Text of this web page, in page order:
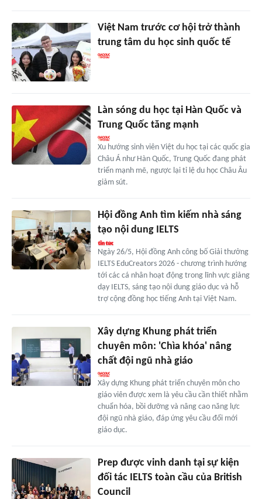
Việt Nam trước cơ hội trở thành
trung tâm du học sinh quốc tế
Làn sóng du học tại Hàn Quốc và
Trung Quốc tăng mạnh
Xu hướng sinh viên Việt du học tại các quốc gia
Châu Á như Hàn Quốc, Trung Quốc đang phát
triển mạnh mẽ, ngược lại tỉ lệ du học Châu Âu
giảm sút.
Hội đồng Anh tìm kiếm nhà sáng
tạo nội dung IELTS
Ngày 26/5, Hội đồng Anh công bố Giải thưởng
IELTS EduCreators 2026 - chương trình hướng
tới các cá nhân hoạt động trong lĩnh vực giảng
dạy IELTS, sáng tạo nội dung giáo dục và hỗ
trợ cộng đồng học tiếng Anh tại Việt Nam.
Xây dựng Khung phát triển
chuyên môn: 'Chìa khóa' nâng
chất đội ngũ nhà giáo
Xây dựng Khung phát triển chuyên môn cho
giáo viên được xem là yêu cầu cần thiết nhằm
chuẩn hóa, bồi dưỡng và nâng cao năng lực
đội ngũ nhà giáo, đáp ứng yêu cầu đổi mới
giáo dục.
Prep được vinh danh tại sự kiện
đối tác IELTS toàn cầu của British
Council